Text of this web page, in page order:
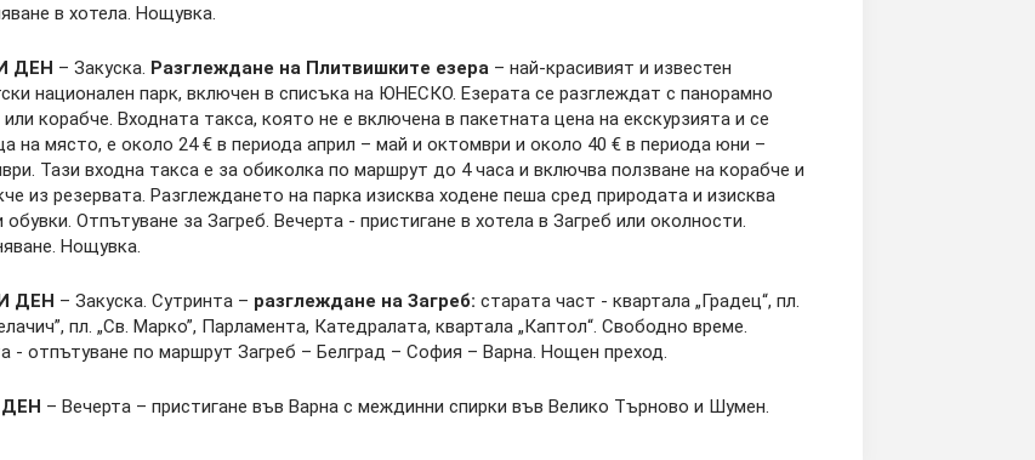
в хотела. Нощувка.
ДЕН – Закуска. Разглеждане на Плитвишките езера – най-красивият и известен
национален парк, включен в списъка на ЮНЕСКО. Езерата се разглеждат с панорамно
или корабче. Входната такса, която не е включена в пакетната цена на екскурзията и се
на място, е около 24 € в периода април – май и октомври и около 40 € в периода юни –
Тази входна такса е за обиколка по маршрут до 4 часа и включва ползване на корабче и
из резервата. Разглеждането на парка изисква ходене пеша сред природата и изисква
обувки. Отпътуване за Загреб. Вечерта - пристигане в хотела в Загреб или околности.
Нощувка.
ДЕН – Закуска. Сутринта – разглеждане на Загреб: старата част - квартала „Градец“, пл.
пл. „Св. Марко”, Парламента, Катедралата, квартала „Каптол“. Свободно време.
- отпътуване по маршрут Загреб – Белград – София – Варна. Нощен преход.
– Вечерта – пристигане във Варна с междинни спирки във Велико Търново и Шумен.